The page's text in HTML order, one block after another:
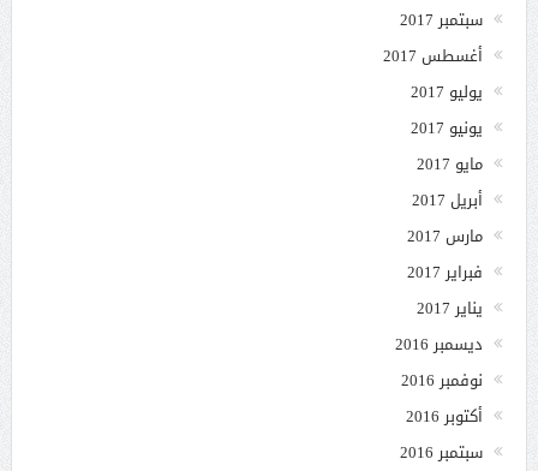
سبتمبر 2017
أغسطس 2017
يوليو 2017
يونيو 2017
مايو 2017
أبريل 2017
مارس 2017
فبراير 2017
يناير 2017
ديسمبر 2016
نوفمبر 2016
أكتوبر 2016
سبتمبر 2016